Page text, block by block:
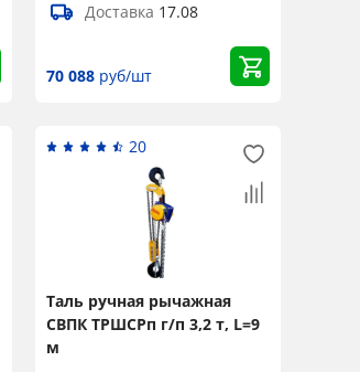
Доставка 17.08
70 088руб/шт
20
Таль ручная рычажная
СВПК ТРШСРп г/п 3,2 т, L=9
м